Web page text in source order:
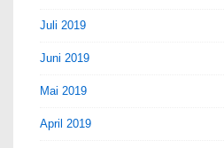
Juli 2019
Juni 2019
Mai 2019
April 2019